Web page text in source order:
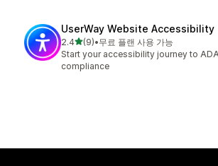
UserWay Website Accessibility
2.4별 5개 중
(9)
총 리뷰 9개
•무료 플랜 사용 가능
Start your accessibility journey to
compliance